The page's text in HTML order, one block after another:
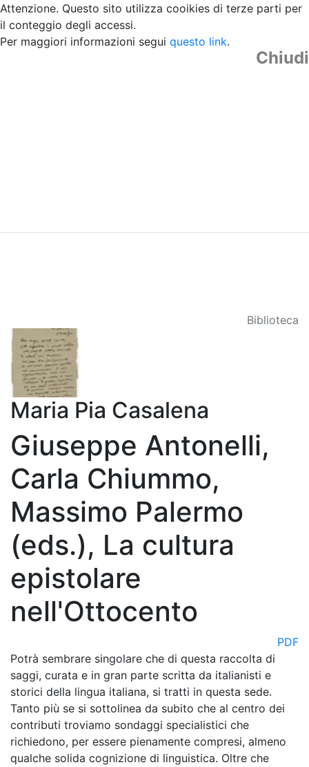
Attenzione. Questo sito utilizza cooikies di terze parti per
il conteggio degli accessi.
Per maggiori informazioni segui questo link.
Chiudi
Biblioteca
Maria Pia Casalena
Giuseppe Antonelli,
Carla Chiummo,
Massimo Palermo
(eds.), La cultura
epistolare
nell'Ottocento
PDF
Potrà sembrare singolare che di questa raccolta di
saggi, curata e in gran parte scritta da italianisti e
storici della lingua italiana, si tratti in questa sede.
Tanto più se si sottolinea da subito che al centro dei
contributi troviamo sondaggi specialistici che
richiedono, per essere pienamente compresi, almeno
qualche solida cognizione di linguistica. Oltre che